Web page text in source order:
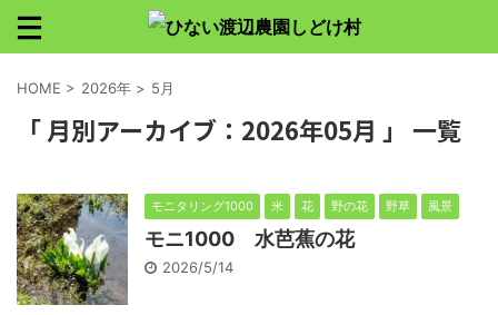
HOME > 2026年 > 5月
「 月別アーカイブ：2026年05月 」 一覧
モニタリング1000 米 花 野の花 野草 風景
モニ1000 水芭蕉の花
2026/5/14